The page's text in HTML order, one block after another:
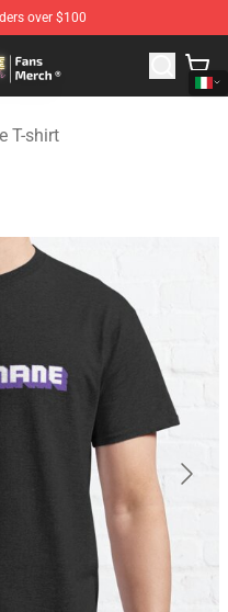
over $100
Merchandise Shop
T-shirt